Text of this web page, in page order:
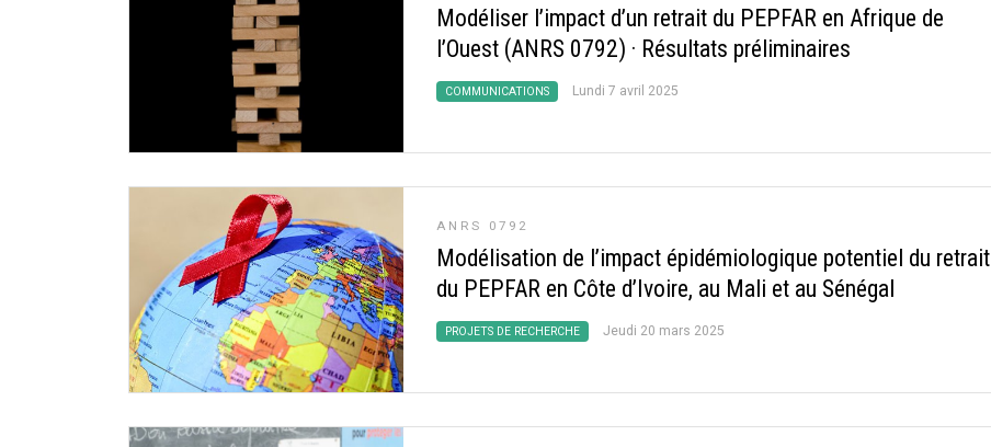
Modéliser l’impact d’un retrait du PEPFAR en Afrique de
l’Ouest (ANRS 0792) · Résultats préliminaires
COMMUNICATIONS Lundi 7 avril 2025
ANRS 0792
Modélisation de l’impact épidémiologique potentiel du retrait
du PEPFAR en Côte d’Ivoire, au Mali et au Sénégal
PROJETS DE RECHERCHE Jeudi 20 mars 2025